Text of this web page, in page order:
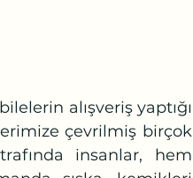
çevrilmiş birçok
insanlar, hem